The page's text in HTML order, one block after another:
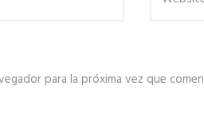
para la próxima vez que